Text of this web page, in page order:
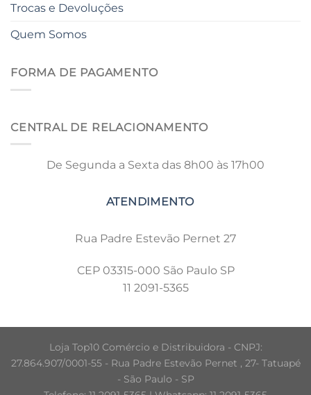
Trocas e Devoluções
Quem Somos
FORMA DE PAGAMENTO
CENTRAL DE RELACIONAMENTO
De Segunda a Sexta das 8h00 às 17h00
Rua Padre Estevão Pernet 27
CEP 03315-000 São Paulo SP
11 2091-5365
Loja Top10 Comércio e Distribuidora - CNPJ:
27.864.907/0001-55 - Rua Padre Estevão Pernet , 27- Tatuapé
- São Paulo - SP